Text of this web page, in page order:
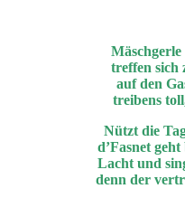
treffen sich
auf den
treibens
Nützt die
d’Fasnet
Lacht und
denn der